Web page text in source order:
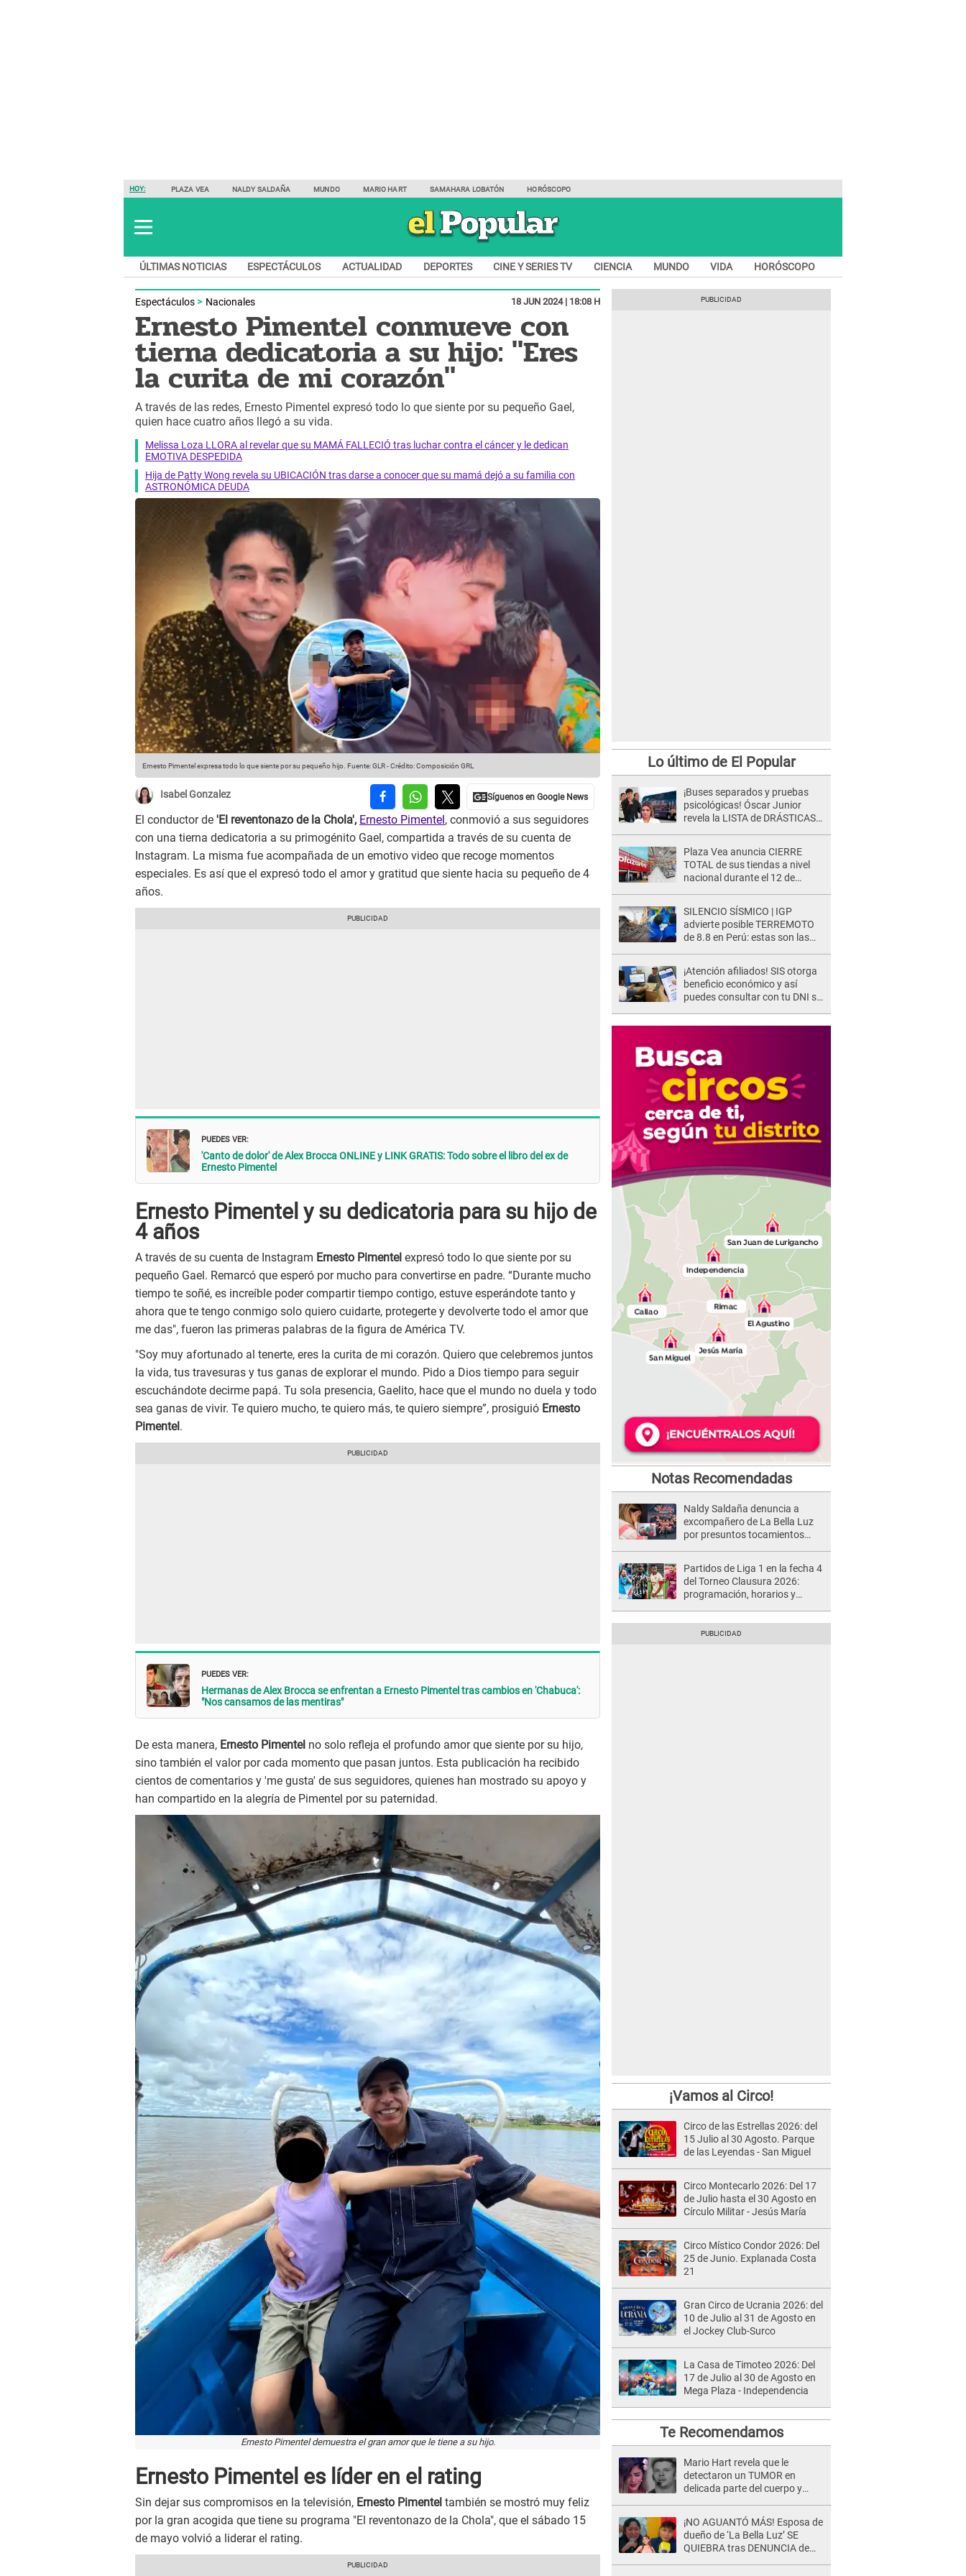
HOY: PLAZA VEA NALDY SALDAÑA MUNDO MARIO HART SAMAHARA LOBATÓN HORÓSCOPO
ÚLTIMAS NOTICIAS ESPECTÁCULOS ACTUALIDAD DEPORTES CINE Y SERIES TV CIENCIA MUNDO VIDA HORÓSCOPO
Espectáculos Nacionales 18 JUN 2024 | 18:08 H
Ernesto Pimentel conmueve con
tierna dedicatoria a su hijo: "Eres
la curita de mi corazón"
A través de las redes, Ernesto Pimentel expresó todo lo que siente por su pequeño Gael,
quien hace cuatro años llegó a su vida.
Melissa Loza LLORA al revelar que su MAMÁ FALLECIÓ tras luchar contra el cáncer y le dedican
EMOTIVA DESPEDIDA
Hija de Patty Wong revela su UBICACIÓN tras darse a conocer que su mamá dejó a su familia con
ASTRONÓMICA DEUDA
Ernesto Pimentel expresa todo lo que siente por su pequeño hijo. Fuente: GLR-Crédito: Composición GRL
Isabel Gonzalez
El conductor de 'El reventonazo de la Chola', Ernesto Pimentel , conmovió a sus seguidores
con una tierna dedicatoria a su primogénito Gael, compartida a través de su cuenta de
Instagram. La misma fue acompañada de un emotivo video que recoge momentos
especiales. Es así que el expresó todo el amor y gratitud que siente hacia su pequeño de 4
años.
PUEDES VER:
'Canto de dolor' de Alex Brocca ONLINE y LINK GRATIS: Todo sobre el libro del ex de
Ernesto Pimentel
Ernesto Pimentel y su dedicatoria para su hijo de
4 años
A través de su cuenta de Instagram Ernesto Pimentel expresó todo lo que siente por su
pequeño Gael. Remarcó que esperó por mucho para convertirse en padre. “Durante mucho
tiempo te soñé, es increíble poder compartir tiempo contigo, estuve esperándote tanto y
ahora que te tengo conmigo solo quiero cuidarte, protegerte y devolverte todo el amor que
me das", fueron las primeras palabras de la figura de América TV.
"Soy muy afortunado al tenerte, eres la curita de mi corazón. Quiero que celebremos juntos
la vida, tus travesuras y tus ganas de explorar el mundo. Pido a Dios tiempo para seguir
escuchándote decirme papá. Tu sola presencia, Gaelito, hace que el mundo no duela y todo
sea ganas de vivir. Te quiero mucho, te quiero más, te quiero siempre”, prosiguió Ernesto
Pimentel .
PUEDES VER:
Hermanas de Alex Brocca se enfrentan a Ernesto Pimentel tras cambios en 'Chabuca':
"Nos cansamos de las mentiras"
De esta manera, Ernesto Pimentel no solo refleja el profundo amor que siente por su hijo,
sino también el valor por cada momento que pasan juntos. Esta publicación ha recibido
cientos de comentarios y 'me gusta' de sus seguidores, quienes han mostrado su apoyo y
han compartido en la alegría de Pimentel por su paternidad.
Ernesto Pimentel demuestra el gran amor que le tiene a su hijo.
Ernesto Pimentel es líder en el rating
Sin dejar sus compromisos en la televisión, Ernesto Pimentel también se mostró muy feliz
por la gran acogida que tiene su programa "El reventonazo de la Chola", que el sábado 15
de mayo volvió a liderar el rating.
Lo último de El Popular
¡Buses separados y pruebas
psicológicas! Óscar Junior
revela la LISTA de DRÁSTICAS
Naldy Saldaña
Plaza Vea anuncia CIERRE
TOTAL de sus tiendas a nivel
nacional durante el 12 de
SILENCIO SÍSMICO | IGP
advierte posible TERREMOTO
de 8.8 en Perú: estas son las
¡Atención afiliados! SIS otorga
beneficio económico y así
puedes consultar con tu DNI si
Notas Recomendadas
Naldy Saldaña denuncia a
excompañero de La Bella Luz
por presuntos tocamientos
Partidos de Liga 1 en la fecha 4
del Torneo Clausura 2026:
programación, horarios y
¡Vamos al Circo!
Circo de las Estrellas 2026: del
15 Julio al 30 Agosto. Parque
de las Leyendas - San Miguel
Circo Montecarlo 2026: Del 17
de Julio hasta el 30 Agosto en
Círculo Militar - Jesús María
Circo Místico Condor 2026: Del
25 de Junio. Explanada Costa
21
Gran Circo de Ucrania 2026: del
10 de Julio al 31 de Agosto en
el Jockey Club-Surco
La Casa de Timoteo 2026: Del
17 de Julio al 30 de Agosto en
Mega Plaza - Independencia
Te Recomendamos
Mario Hart revela que le
detectaron un TUMOR en
delicada parte del cuerpo y
muy fuertes..."
¡NO AGUANTÓ MÁS! Esposa de
dueño de ‘La Bella Luz’ SE
QUIEBRA tras DENUNCIA de